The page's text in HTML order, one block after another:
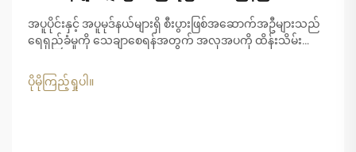
အပူပိုင်းနှင့် အပူမုဒ်နယ်များရှိ စီးပွားဖြစ်အဆောက်အဦများသည်
ရေရှည်ခံမှုကို သေချာစေရန်အတွက် အလှအပကို ထိန်းသိမ်း
ပြင်းထန်သော UV...
ပိုမိုကြည့်ရှုပါ။